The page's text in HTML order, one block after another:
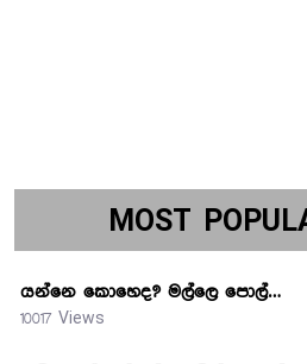
MOST
යන්නෙ කොහෙද? මල්ලෙ පොල්…
10017 Views